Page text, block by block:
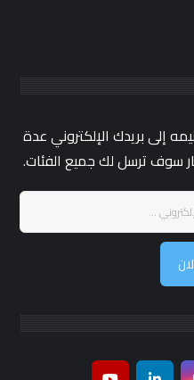
إلى بريدك الإلكتروني عدة
سوف ترسل لك جميع الفئات.